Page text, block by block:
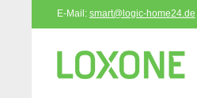
E-Mail: smart@logic-home24.de